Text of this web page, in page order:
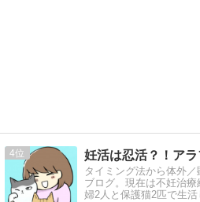
4
タイミング法から体外
ブログ。現在は不妊治
婦2人と保護猫2匹で生活